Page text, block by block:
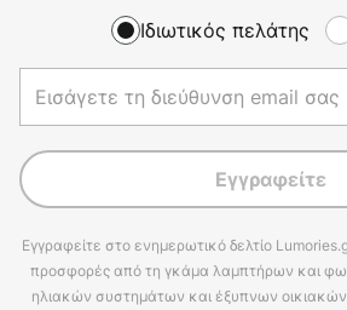
Ιδιωτικός πελάτης
Εγγραφείτε
Εγγραφείτε στο ενημερωτικό δελτίο
προσφορές από τη γκάμα λαμπτήρων και
ηλιακών συστημάτων και έξυπνων